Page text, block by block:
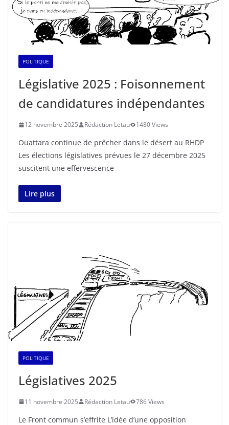
POLITIQUE
Législative 2025 : Foisonnement
de candidatures indépendantes
12 novembre 2025 Rédaction Letau 1480 Views
Ouattara continue de prêcher dans le désert au RHDP
Les élections législatives prévues le 27 décembre 2025
suscitent une effervescence
Lire plus
POLITIQUE
Législatives 2025
11 novembre 2025 Rédaction Letau 786 Views
Le Front commun s’effrite L’idée d’une opposition